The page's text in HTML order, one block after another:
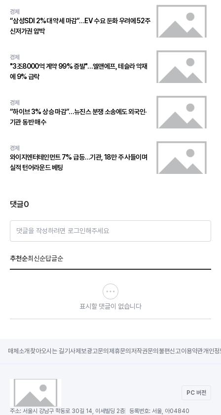
경제
“삼성SDI 2%대 약세 마감”…EV 수요 둔화 우려에 52주
신저가권 압박
경제
"3조8000억 계약 99% 증발"…엘앤에프, 테슬라 악재
에 9% 급락
경제
“하이브 3% 상승 마감”…뉴진스 분쟁 소송에도 외국인·
기관 동반 매수
경제
와이지엔터테인먼트 7% 급등…기관, 18만 주 사들이며
실적 턴어라운드 베팅
댓글0
댓글을 작성하려면 로그인해주세요
추천순최신순답글순
표시할 댓글이 없습니다
매체소개 찾아오시는 길기사제보광고문의 제휴문의 저작권문의 불편신고이용약관개인정
PC 버전
주소: 서울시 강남구 학동로 30길 14, 이세빌딩 2층 등록번호: 서울, 아04840